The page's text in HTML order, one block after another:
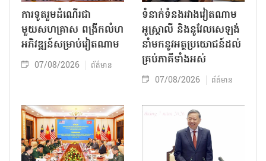
ការទូតរួមដំណើរជា
មួយសហគ្រាស ពង្រីកលំហ
អភិវឌ្ឍន៍សម្រាប់វៀតណាម
07/08/2026 ព័ត៌មាន
ទំនាក់ទំនងរវាងវៀតណាម
អូស្ត្រាលី និងនូវែលសេឡង់
នាំមកនូវអត្ថប្រយោជន៍ដល់
គ្រប់ភាគីទាំងអស់
07/08/2026 ព័ត៌មាន